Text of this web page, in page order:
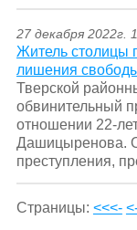
27 декабря 2022г.
Житель столицы
лишения
Тверской
обвинительный
отношении 22-
Дашицыренова.
преступления,
Страницы: <<<-